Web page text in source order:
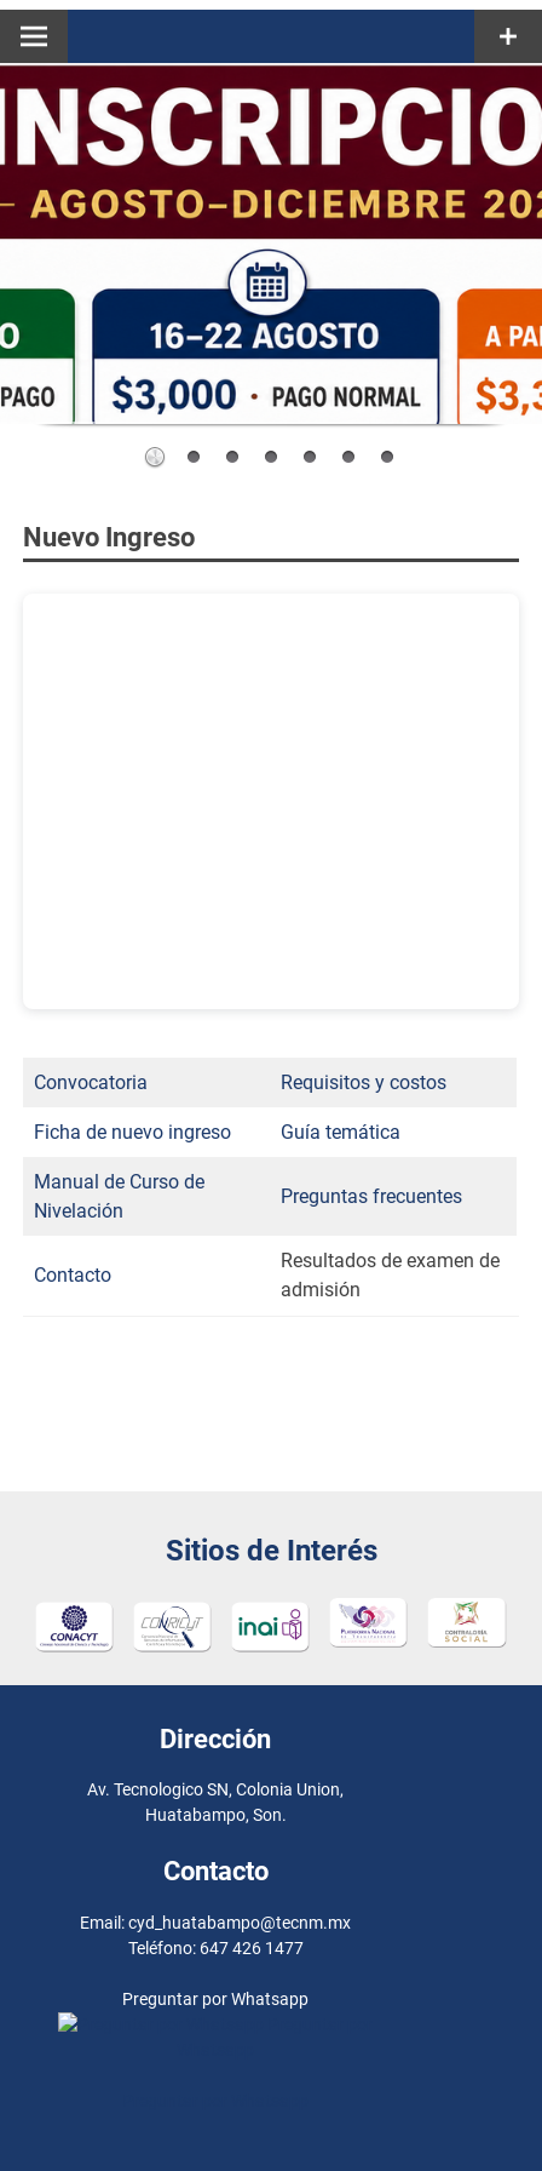
Nuevo Ingreso
Convocatoria Requisitos y costos
Ficha de nuevo ingreso Guía temática
Manual de Curso de
Nivelación
Preguntas frecuentes
Contacto
Resultados de examen de
admisión
Sitios de Interés
Dirección
Av. Tecnologico SN, Colonia Union,
Huatabampo, Son.
Contacto
Email: cyd_huatabampo@tecnm.mx
Teléfono: 647 426 1477
Preguntar por Whatsapp